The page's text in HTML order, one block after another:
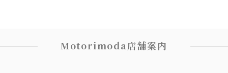
Motorimoda店舗案内